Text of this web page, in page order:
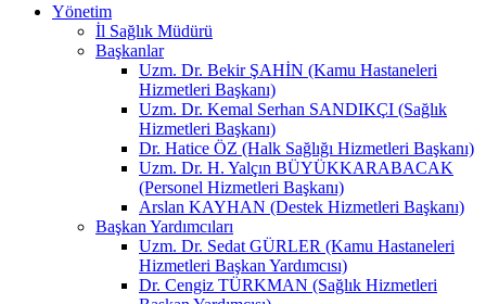
Yönetim
İl Sağlık Müdürü
Başkanlar
Uzm. Dr. Bekir ŞAHİN (Kamu Hastaneleri
Hizmetleri Başkanı)
Uzm. Dr. Kemal Serhan SANDIKÇI (Sağlık
Hizmetleri Başkanı)
Dr. Hatice ÖZ (Halk Sağlığı Hizmetleri Başkanı)
Uzm. Dr. H. Yalçın BÜYÜKKARABACAK
(Personel Hizmetleri Başkanı)
Arslan KAYHAN (Destek Hizmetleri Başkanı)
Başkan Yardımcıları
Uzm. Dr. Sedat GÜRLER (Kamu Hastaneleri
Hizmetleri Başkan Yardımcısı)
Dr. Cengiz TÜRKMAN (Sağlık Hizmetleri